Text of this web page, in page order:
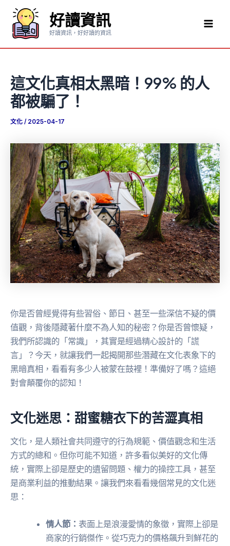
要
好讀資訊
好讀資訊，好好讀的資訊
這文化真相太黑暗！99% 的人
都被騙了！
文化 / 2025-04-17
你是否曾經覺得有些習俗、節日、甚至一些深信不疑的價
值觀，背後隱藏著什麼不為人知的秘密？你是否曾懷疑，
我們所認識的「常識」，其實是經過精心設計的「謊
言」？今天，就讓我們一起揭開那些潛藏在文化表象下的
黑暗真相，看看有多少人被蒙在鼓裡！準備好了嗎？這絕
對會顛覆你的認知！
文化迷思：甜蜜糖衣下的苦澀真相
文化，是人類社會共同遵守的行為規範、價值觀念和生活
方式的總和。但你可能不知道，許多看似美好的文化傳
統，實際上卻是歷史的遺留問題、權力的操控工具，甚至
是商業利益的推動結果。讓我們來看看幾個常見的文化迷
思：
情人節： 表面上是浪漫愛情的象徵，實際上卻是
商家的行銷傑作。從巧克力的價格飆升到鮮花的